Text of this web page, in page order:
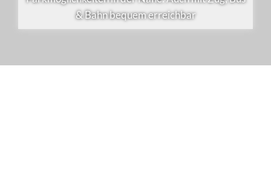
& Bahn bequem erreichbar